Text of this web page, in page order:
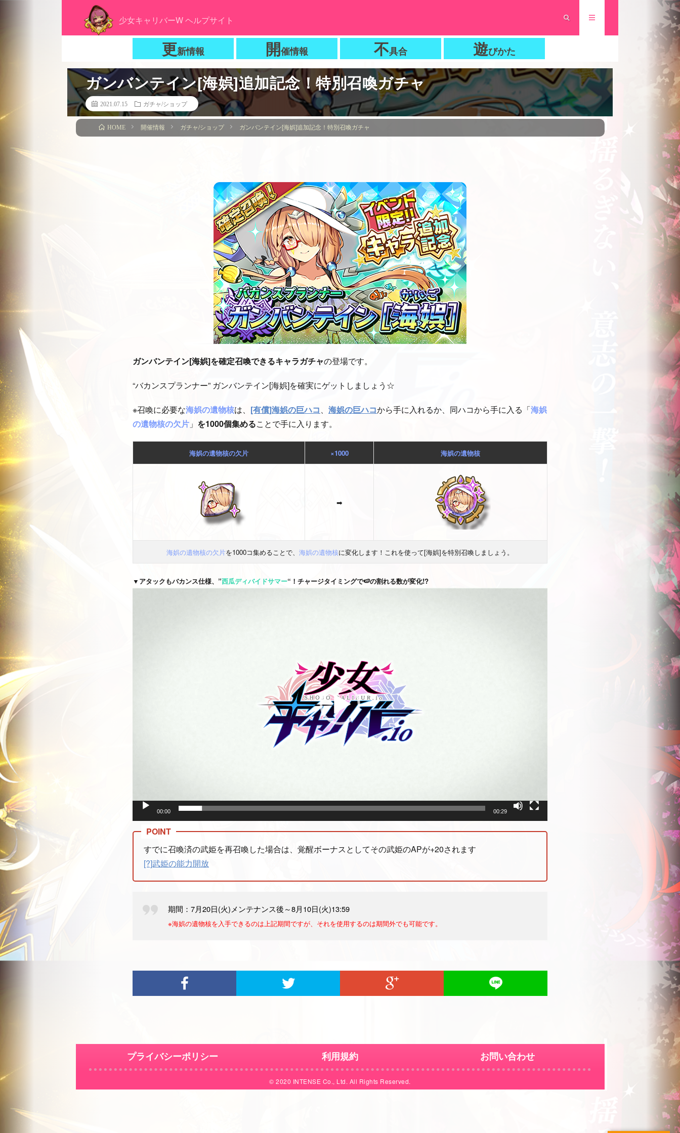
少女キャリバーW ヘルプサイト
更新情報 開催情報 不具合 遊びかた
ガンバンテイン[海娯]追加記念！特別召喚ガチャ
2021.07.15 ガチャ/ショップ
HOME 開催情報 ガチャ/ショップ ガンバンテイン[海娯]追加記念！特別召喚ガチャ
ガンバンテイン[海娯]を確定召喚できるキャラガチャの登場です。
“バカンスプランナー” ガンバンテイン[海娯]を確実にゲットしましょう☆
※召喚に必要な海娯の遺物核は、 [有償]海娯の巨ハコ、 海娯の巨ハコから手に入れるか、同ハコから手に入る「海娯
の遺物核の欠片 」 を1000個集めることで手に入ります。
海娯の遺物核の欠片 ×1000 海娯の遺物核
➡
海娯の遺物核の欠片を1000コ集めることで、 海娯の遺物核に変化します！これを使って[海娯]を特別召喚しましょう。
▼アタックもバカンス仕様、”西瓜ディバイドサマー“！チャージタイミングで🍉の割れる数が変化!?
00:00 00:29
すでに召喚済の武姫を再召喚した場合は、覚醒ボーナスとしてその武姫のAPが+20されます
[?]武姫の能力開放
期間：7月20日(火)メンテナンス後～8月10日(火)13:59
※海娯の遺物核を入手できるのは上記期間ですが、それを使用するのは期間外でも可能です。
プライバシーポリシー 利用規約 お問い合わせ
© 2020 INTENSE Co., Ltd. All Rights Reserved.